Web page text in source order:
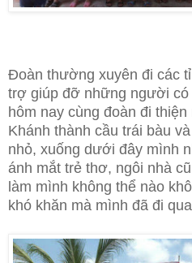
Đoàn thường xuyên đi các
trợ giúp đỡ những người có
hôm nay cùng đoàn đi
Khánh thành cầu trái bàu
nhỏ, xuống dưới đây mình
ánh mắt trẻ thơ, ngôi nhà
làm mình không thể nào
khó khăn mà mình đã đi